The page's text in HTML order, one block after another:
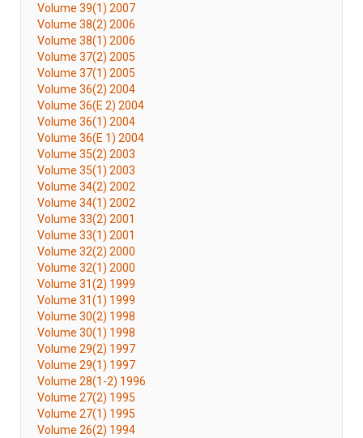
Volume 39(1) 2007
Volume 38(2) 2006
Volume 38(1) 2006
Volume 37(2) 2005
Volume 37(1) 2005
Volume 36(2) 2004
Volume 36(E 2) 2004
Volume 36(1) 2004
Volume 36(E 1) 2004
Volume 35(2) 2003
Volume 35(1) 2003
Volume 34(2) 2002
Volume 34(1) 2002
Volume 33(2) 2001
Volume 33(1) 2001
Volume 32(2) 2000
Volume 32(1) 2000
Volume 31(2) 1999
Volume 31(1) 1999
Volume 30(2) 1998
Volume 30(1) 1998
Volume 29(2) 1997
Volume 29(1) 1997
Volume 28(1-2) 1996
Volume 27(2) 1995
Volume 27(1) 1995
Volume 26(2) 1994